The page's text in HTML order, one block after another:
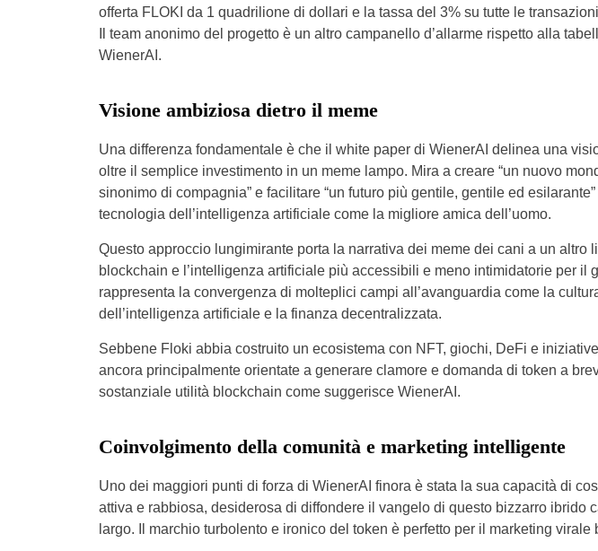
offerta FLOKI da 1 quadrilione di dollari e la tassa del 3% su tutte le
Il team anonimo del progetto è un altro campanello d’allarme rispetto alla
WienerAI.
Visione ambiziosa dietro il meme
Una differenza fondamentale è che il white paper di WienerAI delinea una
oltre il semplice investimento in un meme lampo. Mira a creare “un nuovo
sinonimo di compagnia” e facilitare “un futuro più gentile, gentile ed
tecnologia dell’intelligenza artificiale come la migliore amica dell’uomo.
Questo approccio lungimirante porta la narrativa dei meme dei cani a un altro
blockchain e l’intelligenza artificiale più accessibili e meno intimidatorie per il
rappresenta la convergenza di molteplici campi all’avanguardia come la
dell’intelligenza artificiale e la finanza decentralizzata.
Sebbene Floki abbia costruito un ecosistema con NFT, giochi, DeFi e
ancora principalmente orientate a generare clamore e domanda di token a
sostanziale utilità blockchain come suggerisce WienerAI.
Coinvolgimento della comunità e marketing intelligente
Uno dei maggiori punti di forza di WienerAI finora è stata la sua capacità di
attiva e rabbiosa, desiderosa di diffondere il vangelo di questo bizzarro ibrido
largo. Il marchio turbolento e ironico del token è perfetto per il marketing virale